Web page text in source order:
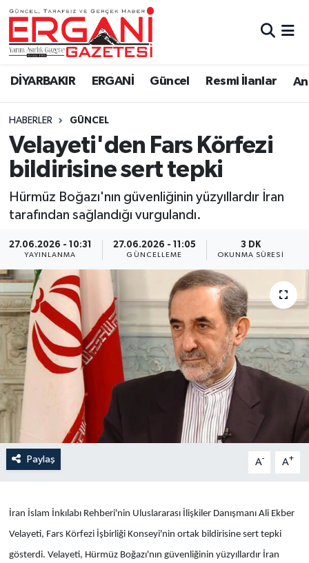
DİYARBAKIR ERGANİ Güncel Resmi İlanlar
HABERLER GÜNCEL
Velayeti'den Fars Körfezi
bildirisine sert tepki
Hürmüz Boğazı'nın güvenliğinin yüzyıllardır İran
tarafından sağlandığı vurgulandı.
27.06.2026 - 10:31
YAYINLANMA
27.06.2026 - 11:05
GÜNCELLEME
3 DK
OKUNMA SÜRESI
Paylaş A- A+
İran İslam İnkılabı Rehberi'nin Uluslararası İlişkiler Danışmanı Ali Ekber
Velayeti, Fars Körfezi İşbirliği Konseyi'nin ortak bildirisine sert tepki
gösterdi. Velayeti, Hürmüz Boğazı'nın güvenliğinin yüzyıllardır İran
DİYARBAKIR
BİSMİL
BAĞLAR
ERGANİ
Güncel
Eği̇ti̇m
Resmi İlanlar
Spor
Yaşam
Anali̇z
Bi̇li̇m & Teknoloji̇
Dünya
Eği̇ti̇m
Ergani Nöbetçi Eczaneler
Ergani Hava Durumu
Ergani Trafik Yoğunluk Haritası
Süper Lig Puan Durumu ve Fikstür
Tüm Manşetler
Haber Arşivi